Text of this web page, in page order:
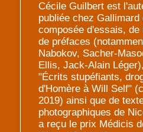
Cécile Guilbert est
publiée chez
composée d'essais,
de préfaces
Nabokov, Sacher-
Ellis, Jack-Alain
"Écrits stupéfiants,
d'Homère à Will Self"
2019) ainsi que de
photographiques de
a reçu le prix Médicis